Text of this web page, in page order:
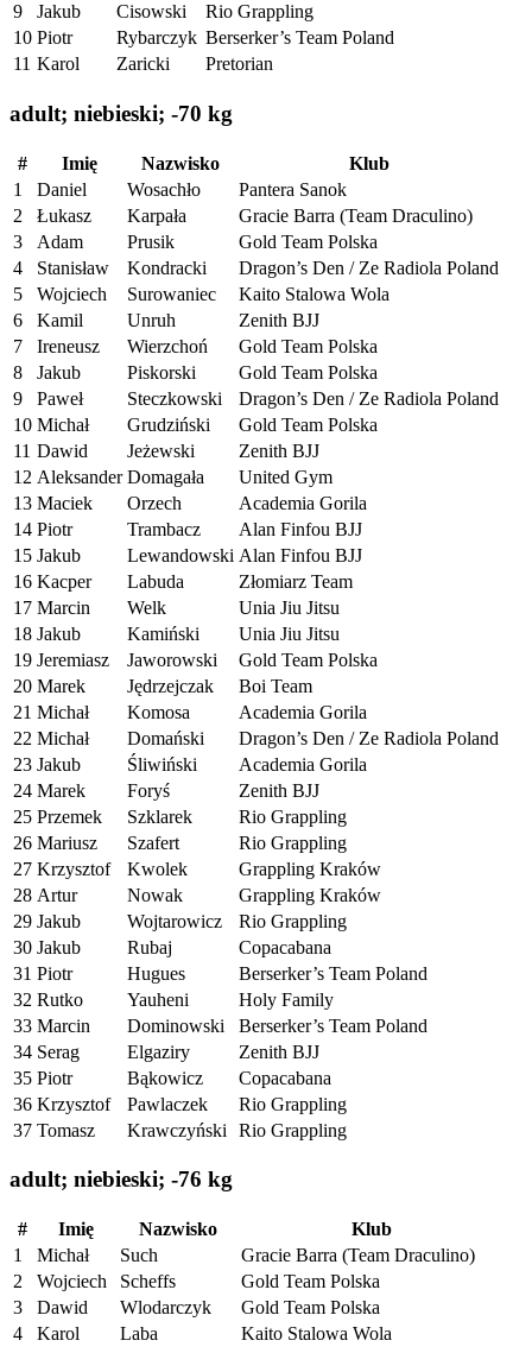
9
Jakub Cisowski
Rio Grappling
10 Piotr Rybarczyk Berserker’s Team Poland
11 Karol Zaricki Pretorian
adult; niebieski; -70 kg
# Imię Nazwisko
Klub
1
Daniel Wosachło
Pantera Sanok
2
Łukasz Karpała
Gracie Barra (Team Draculino)
3
Adam Prusik
Gold Team Polska
4
Stanisław Kondracki
Dragon’s Den / Ze Radiola Poland
5
Wojciech Surowaniec
Kaito Stalowa Wola
6
Kamil Unruh
Zenith BJJ
7
Ireneusz Wierzchoń
Gold Team Polska
8
Jakub Piskorski
Gold Team Polska
9
Paweł Steczkowski
Dragon’s Den / Ze Radiola Poland
10 Michał Grudziński
Gold Team Polska
11 Dawid Jeżewski
Zenith BJJ
12 Aleksander Domagała
United Gym
13 Maciek Orzech
Academia Gorila
14 Piotr Trambacz
Alan Finfou BJJ
15 Jakub Lewandowski Alan Finfou BJJ
16 Kacper Labuda
Złomiarz Team
17 Marcin Welk
Unia Jiu Jitsu
18 Jakub Kamiński
Unia Jiu Jitsu
19 Jeremiasz Jaworowski
Gold Team Polska
20 Marek Jędrzejczak
Boi Team
21 Michał Komosa
Academia Gorila
22 Michał Domański
Dragon’s Den / Ze Radiola Poland
23 Jakub Śliwiński
Academia Gorila
24 Marek Foryś
Zenith BJJ
25 Przemek Szklarek
Rio Grappling
26 Mariusz Szafert
Rio Grappling
27 Krzysztof Kwolek
Grappling Kraków
28 Artur Nowak
Grappling Kraków
29 Jakub Wojtarowicz
Rio Grappling
30 Jakub Rubaj
Copacabana
31 Piotr Hugues
Berserker’s Team Poland
32 Rutko Yauheni
Holy Family
33 Marcin Dominowski
Berserker’s Team Poland
34 Serag Elgaziry
Zenith BJJ
35 Piotr Bąkowicz
Copacabana
36 Krzysztof Pawlaczek
Rio Grappling
37 Tomasz Krawczyński Rio Grappling
adult; niebieski; -76 kg
# Imię Nazwisko
Klub
1
Michał Such
Gracie Barra (Team Draculino)
2
Wojciech Scheffs
Gold Team Polska
3
Dawid Wlodarczyk
Gold Team Polska
4
Karol Laba
Kaito Stalowa Wola